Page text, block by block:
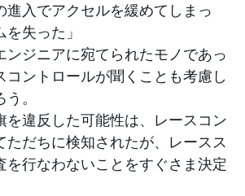
進入でアクセルを緩めてしまっ
失った」
ジニアに宛てられたモノであっ
コントロールが聞くことも考慮し
。
違反した可能性は、レースコン
ただちに検知されたが、レースス
を行なわないことをすぐさま決定